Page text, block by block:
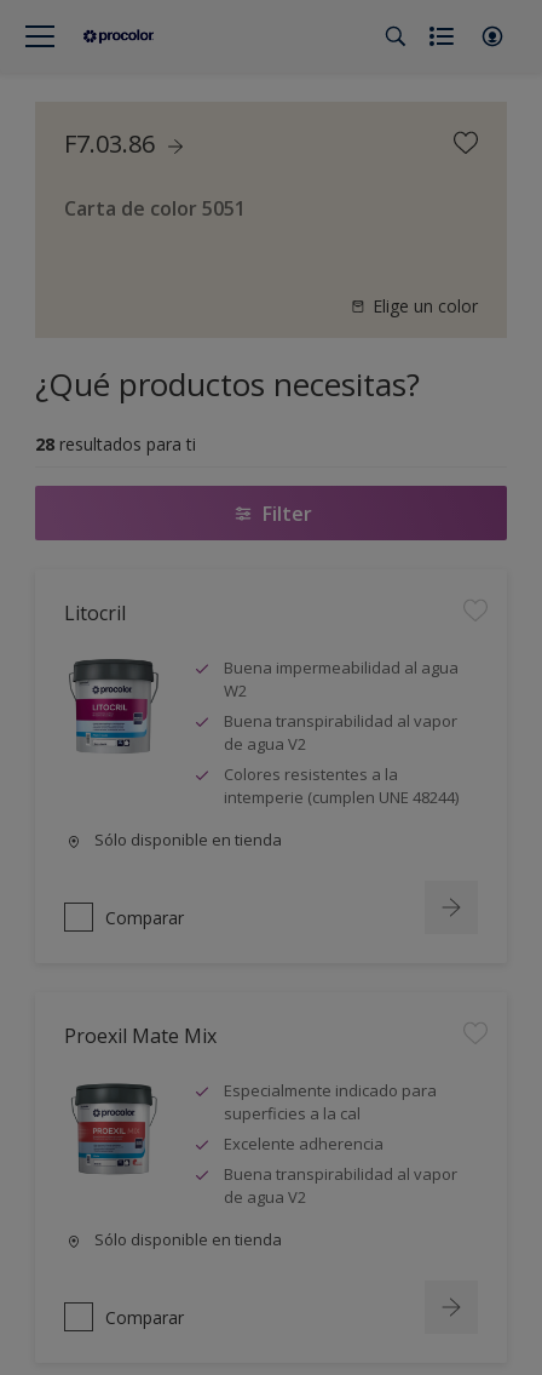
F7.03.86
Carta de color 5051
Elige un color
¿Qué productos necesitas?
28 resultados para ti
Filter
Litocril
Buena impermeabilidad al agua
W2
Buena transpirabilidad al vapor
de agua V2
Colores resistentes a la
intemperie (cumplen UNE 48244)
Sólo disponible en tienda
Comparar
Proexil Mate Mix
Especialmente indicado para
superficies a la cal
Excelente adherencia
Buena transpirabilidad al vapor
de agua V2
Sólo disponible en tienda
Comparar